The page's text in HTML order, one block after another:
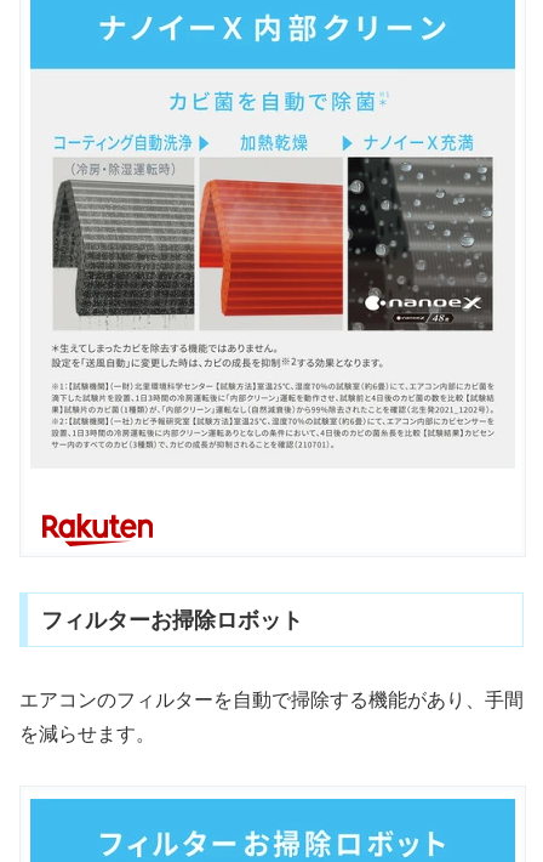
フィルターお掃除ロボット
エアコンのフィルターを自動で掃除する機能があり、手間
を減らせます。